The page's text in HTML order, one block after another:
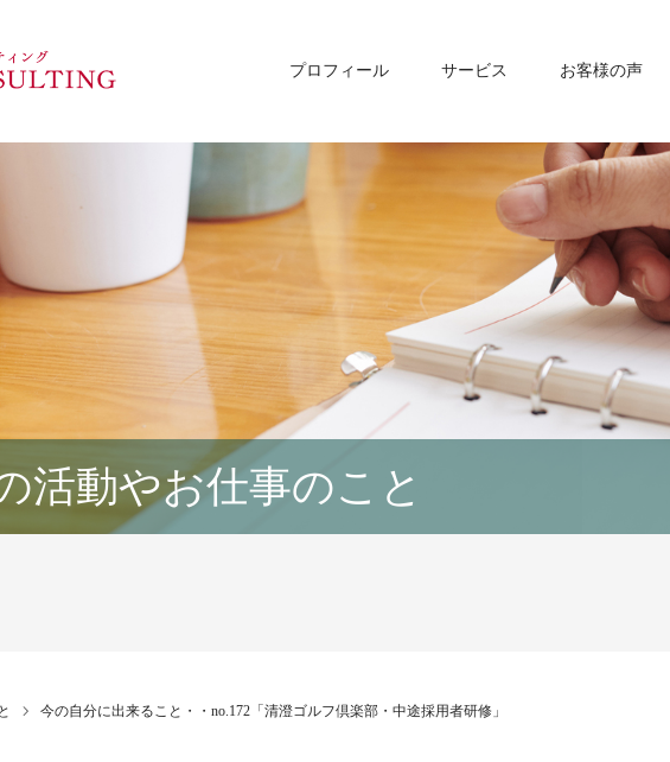
プロフィール サービス お客様の声
活動やお仕事のこと
今の自分に出来ること・・no.172「清澄ゴルフ倶楽部・中途採用者研修」